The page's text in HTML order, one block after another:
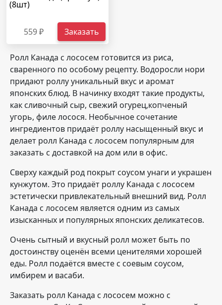
(8шт)
559 ₽ Заказать
Ролл Канада с лососем готовится из риса,
сваренного по особому рецепту. Водоросли нори
придают роллу уникальный вкус и аромат
японских блюд. В начинку входят такие продукты,
как сливочный сыр, свежий огурец,копченый
угорь, филе лосося. Необычное сочетание
ингредиентов придаёт роллу насыщенный вкус и
делает ролл Канада с лососем популярным для
заказать с доставкой на дом или в офис.
Сверху каждый род покрыт соусом унаги и украшен
кунжутом. Это придаёт роллу Канада с лососем
эстетически привлекательный внешний вид. Ролл
Канада с лососем является одним из самых
изысканных и популярных японских деликатесов.
Очень сытный и вкусный ролл может быть по
достоинству оценён всеми ценителями хорошей
еды. Ролл подаётся вместе с соевым соусом,
имбирем и васаби.
Заказать ролл Канада с лососем можно с